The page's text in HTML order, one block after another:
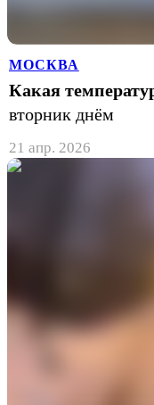
МОСКВА
Какая
вторник днём
21 апр. 2026